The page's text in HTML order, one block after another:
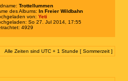
Trottellummen
des Albums: In Freier Wildbahn
von: Yeti
So 27. Jul 2014, 17:55
4929
Alle Zeiten sind UTC + 1 Stunde [ Sommerzeit ]